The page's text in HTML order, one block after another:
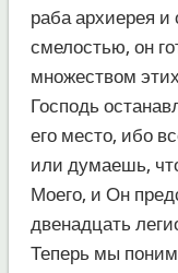
раба архиерея
смелостью, он
множеством
Господь
его место, ибо
или думаешь,
Моего, и Он
двенадцать
Теперь мы